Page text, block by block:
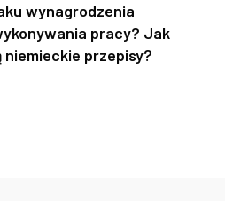
wynagrodzenia
pracy? Jak
przepisy?